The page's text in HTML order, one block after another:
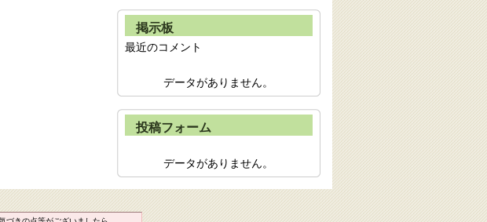
掲示板
最近のコメント
データがありません。
投稿フォーム
データがありません。